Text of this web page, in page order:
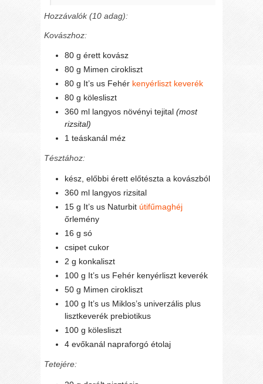
Hozzávalók (10 adag):
Kovászhoz:
80 g érett kovász
80 g Mimen cirokliszt
80 g It’s us Fehér kenyérliszt keverék
80 g kölesliszt
360 ml langyos növényi tejital(most
rizsital)
1 teáskanál méz
Tésztához:
kész, előbbi érett előtészta a kovászból
360 ml langyos rizsital
15 g It’s us Naturbit útifűmaghéj
őrlemény
16 g só
csipet cukor
2 g konkaliszt
100 g It’s us Fehér kenyérliszt keverék
50 g Mimen cirokliszt
100 g It’s us Miklos’s univerzális plus
lisztkeverék prebiotikus
100 g kölesliszt
4 evőkanál napraforgó étolaj
Tetejére: